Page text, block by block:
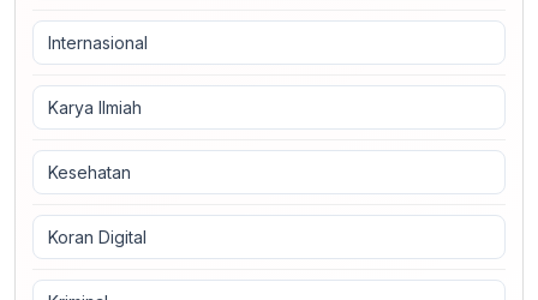
Internasional
Karya Ilmiah
Kesehatan
Koran Digital